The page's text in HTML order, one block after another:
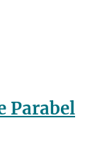
Parabel